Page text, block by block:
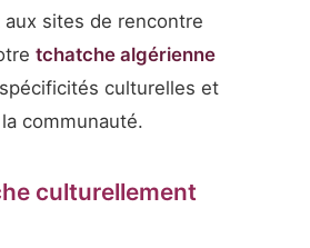
sites de rencontre
tchatche algérienne
culturelles et
communauté.
culturellement